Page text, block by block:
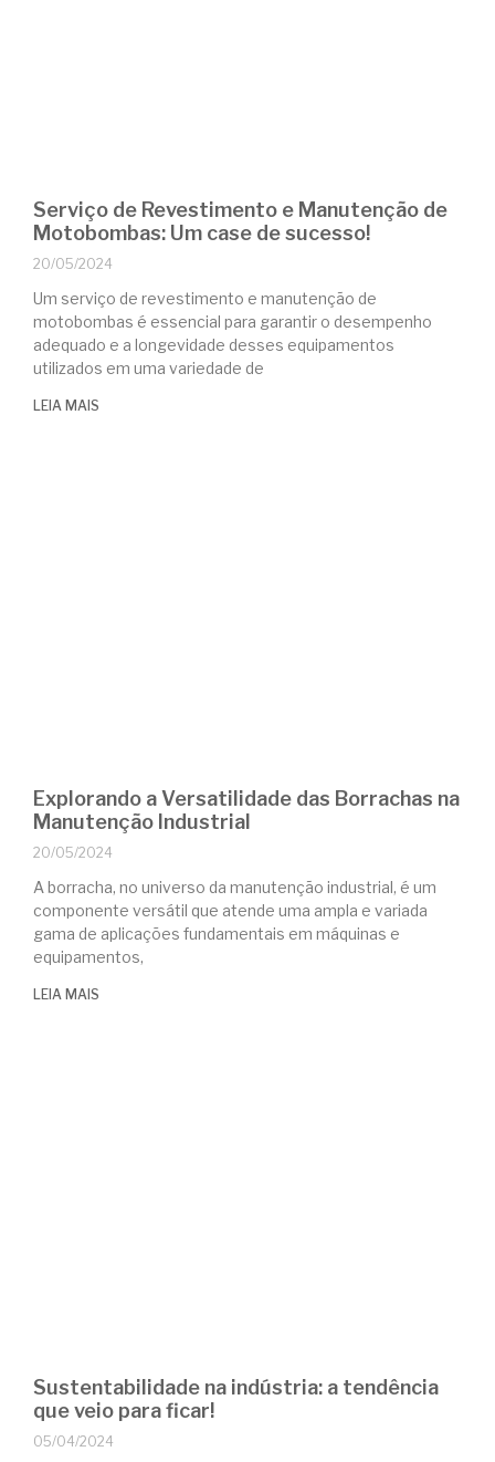
Serviço de Revestimento e Manutenção de
Motobombas: Um case de sucesso!
20/05/2024
Um serviço de revestimento e manutenção de
motobombas é essencial para garantir o desempenho
adequado e a longevidade desses equipamentos
utilizados em uma variedade de
LEIA MAIS
Explorando a Versatilidade das Borrachas na
Manutenção Industrial
20/05/2024
A borracha, no universo da manutenção industrial, é um
componente versátil que atende uma ampla e variada
gama de aplicações fundamentais em máquinas e
equipamentos,
LEIA MAIS
Sustentabilidade na indústria: a tendência
que veio para ficar!
05/04/2024